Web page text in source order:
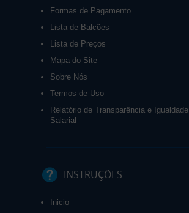
Formas de Pagamento
Lista de Balcões
Lista de Preços
Mapa do Site
Sobre Nós
Termos de Uso
Relatório de Transparência e Igualdade
Salarial
INSTRUÇÕES
Inicio